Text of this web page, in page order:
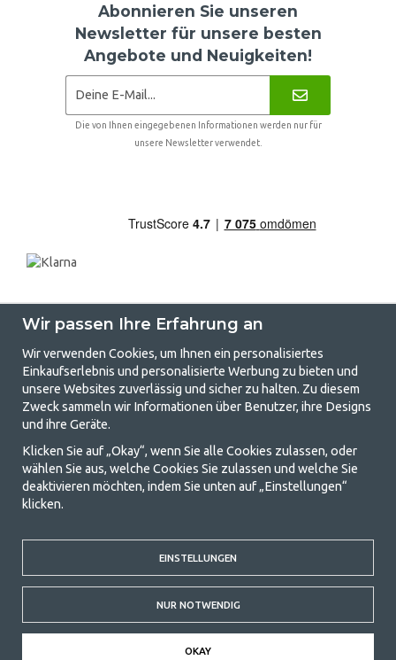
Abonnieren Sie unseren
Newsletter für unsere besten
Angebote und Neuigkeiten!
Die von Ihnen eingegebenen Informationen werden nur für
unsere Newsletter verwendet.
GetCamping.de - Ihr Geschäft für
Camping und Outdoor-Leben
Camping kann entweder ein Lebensstil sein oder eine Möglichkeit, die
Familie für ein gemeinsames Abenteuer zusammenzubringen. Egal, zu
welcher Kategorie Sie gehören, bei uns finden Sie alles, was Sie an
Campingzubehör benötigen. Wir finden, dass Camping für alle
Familienzelte, Wohnwagenvorzelte und alle anderen Ausrüstungen für
Camping und Outdoor-Aktivitäten. Unser Ziel ist es, in jeder Preisklasse
die beste Campingausrüstung in Bezug auf Qualität und Funktionalität
anzubieten. Kontaktieren Sie uns gerne, wenn Ihnen etwas fehlt oder
Sie mehr erfahren möchten.
© 2020 GetCamping. Alle Rechte vorbehalten.
Wir passen Ihre Erfahrung an
Wir verwenden Cookies, um Ihnen ein personalisiertes
Einkaufserlebnis und personalisierte Werbung zu bieten und
unsere Websites zuverlässig und sicher zu halten. Zu diesem
Zweck sammeln wir Informationen über Benutzer, ihre Designs
und ihre Geräte.
Klicken Sie auf „Okay“, wenn Sie alle Cookies zulassen, oder
wählen Sie aus, welche Cookies Sie zulassen und welche Sie
deaktivieren möchten, indem Sie unten auf „Einstellungen“
klicken.
EINSTELLUNGEN
NUR NOTWENDIG
OKAY